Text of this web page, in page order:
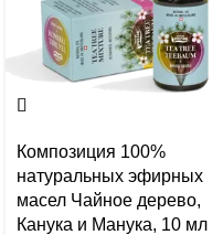
Композиция 100%
натуральных эфирных
масел Чайное дерево,
Канука и Манука, 10 мл